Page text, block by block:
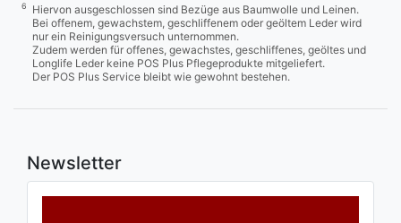
6
Hiervon ausgeschlossen sind Bezüge aus Baumwolle und Leinen.
Bei offenem, gewachstem, geschliffenem oder geöltem Leder wird
nur ein Reinigungsversuch unternommen.
Zudem werden für offenes, gewachstes, geschliffenes, geöltes und
Longlife Leder keine POS Plus Pflegeprodukte mitgeliefert.
Der POS Plus Service bleibt wie gewohnt bestehen.
Newsletter